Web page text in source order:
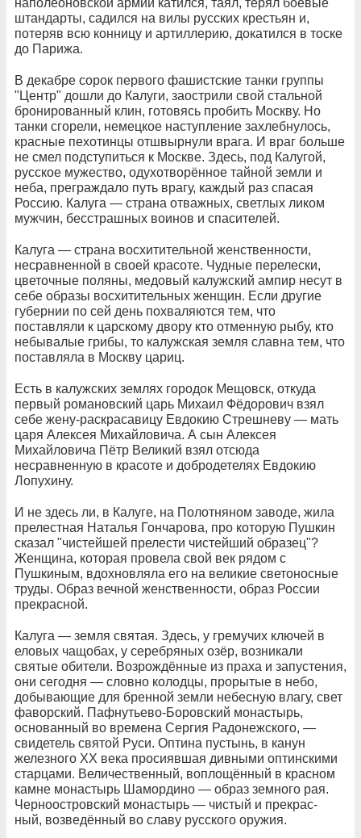
наполеоновской армии катился, таял, терял боевые
штандарты, садился на вилы русских крестьян и,
потеряв всю конницу и артиллерию, докатился в тоске
до Парижа.
В декабре сорок первого фашистские танки группы
"Центр" дошли до Калуги, заострили свой стальной
бронированный клин, готовясь пробить Москву. Но
танки сгорели, немецкое наступление захлебнулось,
красные пехотинцы отшвырнули врага. И враг больше
не смел подступиться к Москве. Здесь, под Калугой,
русское мужество, одухотворённое тайной земли и
неба, преграждало путь врагу, каждый раз спасая
Россию. Калуга — страна отважных, светлых ликом
мужчин, бесстрашных воинов и спасителей.
Калуга — страна восхитительной женственности,
несравненной в своей красоте. Чудные перелески,
цветочные поляны, медовый калужский ампир несут в
себе образы восхитительных женщин. Если другие
губернии по сей день похваляются тем, что
поставляли к царскому двору кто отменную рыбу, кто
небывалые грибы, то калужская земля славна тем, что
поставляла в Москву цариц.
Есть в калужских землях городок Мещовск, откуда
первый романовский царь Михаил Фёдорович взял
себе жену-раскрасавицу Евдокию Стрешневу — мать
царя Алексея Михайловича. А сын Алексея
Михайловича Пётр Великий взял отсюда
несравненную в красоте и добродетелях Евдокию
Лопухину.
И не здесь ли, в Калуге, на Полотняном заводе, жила
прелестная Наталья Гончарова, про которую Пушкин
сказал "чистейшей прелести чистейший образец"?
Женщина, которая провела свой век рядом с
Пушкиным, вдохновляла его на великие светоносные
труды. Образ вечной женственности, образ России
прекрасной.
Калуга — земля святая. Здесь, у гремучих ключей в
еловых чащобах, у серебряных озёр, возникали
святые обители. Возрождённые из праха и запустения,
они сегодня — словно колодцы, прорытые в небо,
добывающие для бренной земли небесную влагу, свет
фаворский. Пафнутьево-Боровский монастырь,
основанный во времена Сергия Радонежского, —
свидетель святой Руси. Оптина пустынь, в канун
железного XX века просиявшая дивными оптинскими
старцами. Величественный, воплощённый в красном
камне монастырь Шамордино — образ земного рая.
Черноостровский монастырь — чистый и прекрас-
ный, возведённый во славу русского оружия.